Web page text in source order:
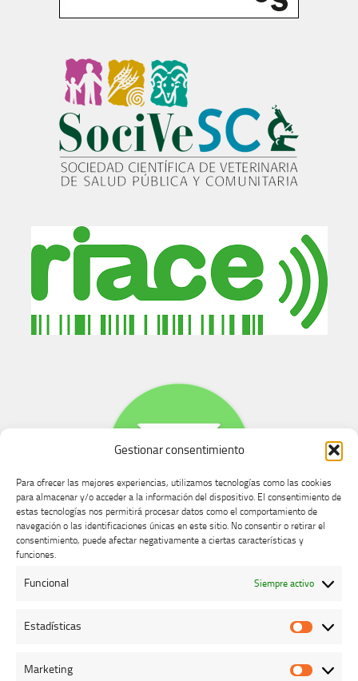
Gestionar consentimiento
Para ofrecer las mejores experiencias, utilizamos tecnologías como las cookies
para almacenar y/o acceder a la información del dispositivo. El consentimiento de
estas tecnologías nos permitirá procesar datos como el comportamiento de
navegación o las identificaciones únicas en este sitio. No consentir o retirar el
consentimiento, puede afectar negativamente a ciertas características y
funciones.
Funcional Siempre activo
Estadísticas
Marketing
Buzón de dudas, quejas y sugerencias